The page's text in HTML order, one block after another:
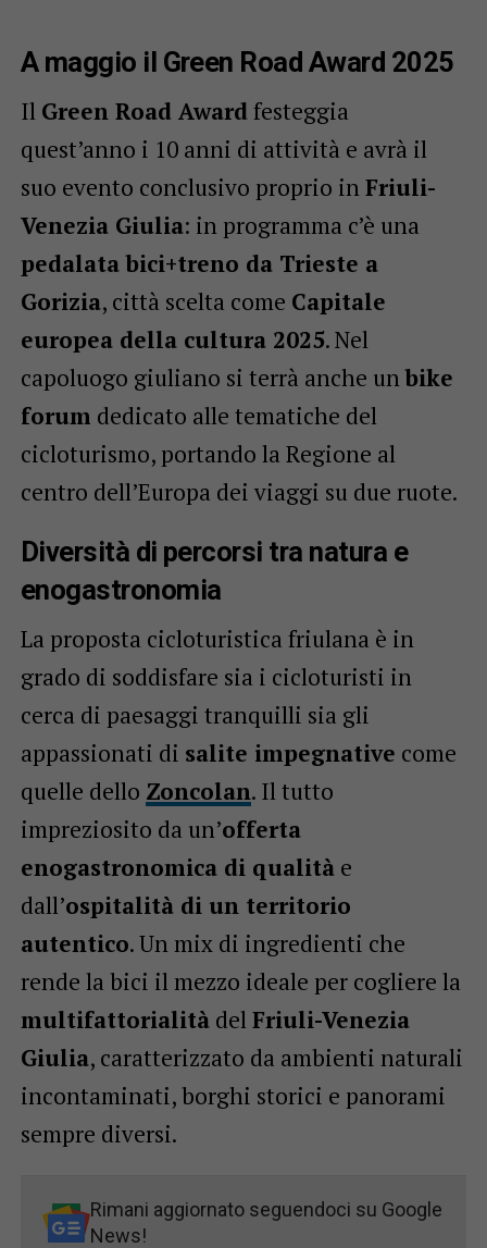
A maggio il Green Road Award 2025
Il Green Road Awardfesteggia
quest’anno i 10 anni di attività e avrà il
suo evento conclusivo proprio inFriuli-
Venezia Giulia: in programma c’è una
pedalata bici+treno da Trieste a
Gorizia, città scelta come Capitale
europea della cultura 2025. Nel
capoluogo giuliano si terrà anche unbike
forum dedicato alle tematiche del
cicloturismo, portando la Regione al
centro dell’Europa dei viaggi su due ruote.
Diversità di percorsi tra natura e
enogastronomia
La proposta cicloturistica friulana è in
grado di soddisfare sia i cicloturisti in
cerca di paesaggi tranquilli sia gli
appassionati di salite impegnative come
quelle dello Zoncolan. Il tutto
impreziosito da un’offerta
enogastronomica di qualitàe
dall’ospitalità di un territorio
autentico. Un mix di ingredienti che
rende la bici il mezzo ideale per cogliere la
multifattorialitàdel Friuli-Venezia
Giulia, caratterizzato da ambienti naturali
incontaminati, borghi storici e panorami
sempre diversi.
Rimani aggiornato seguendoci su Google
News!